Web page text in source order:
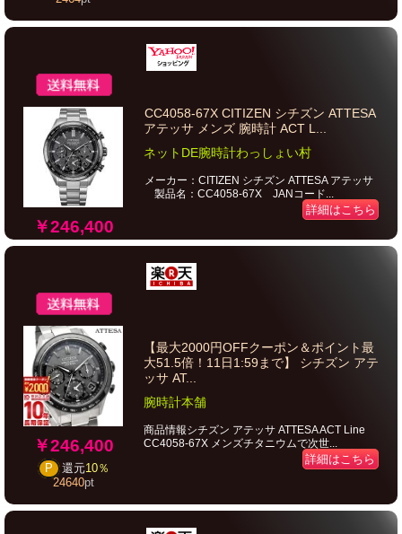
￥246,400
CC4058-67X CITIZEN シチズン ATTESA
アテッサ メンズ 腕時計 ACT L...
ネットDE腕時計わっしょい村
メーカー：CITIZEN シチズン ATTESA アテッサ
製品名：CC4058-67X JANコード...
詳細はこちら
￥246,400
P 還元10％
24640pt
【最大2000円OFFクーポン＆ポイント最
大51.5倍！11日1:59まで】 シチズン アテ
ッサ AT...
腕時計本舗
商品情報シチズン アテッサ ATTESA ACT Line
CC4058-67X メンズチタニウムで次世...
詳細はこちら